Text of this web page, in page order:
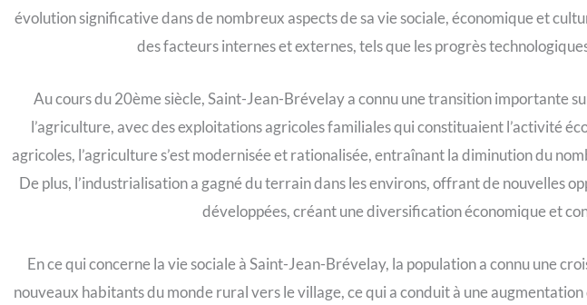
évolution significative dans de nombreux aspects de sa vie sociale, économique et
des facteurs internes et externes, tels que les progrès
Au cours du 20ème siècle, Saint-Jean-Brévelay a connu une transition importante
l’agriculture, avec des exploitations agricoles familiales qui constituaient l’activité
agricoles, l’agriculture s’est modernisée et rationalisée, entraînant la diminution du
De plus, l’industrialisation a gagné du terrain dans les environs, offrant de nouvelles
développées, créant une diversification économique et
En ce qui concerne la vie sociale à Saint-Jean-Brévelay, la population a connu une
nouveaux habitants du monde rural vers le village, ce qui a conduit à une